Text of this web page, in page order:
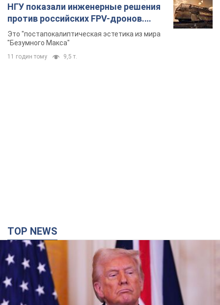
НГУ показали инженерные решения
против российских FPV-дронов.
Фото
Это "постапокалиптическая эстетика из мира
"Безумного Макса"
11 годин тому 9,5 т.
TOP NEWS